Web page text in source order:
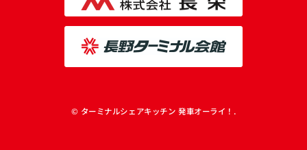
© ターミナルシェアキッチン 発車オーライ！.